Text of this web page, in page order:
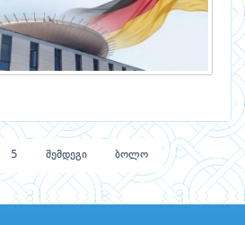
5 შემდეგი ბოლო